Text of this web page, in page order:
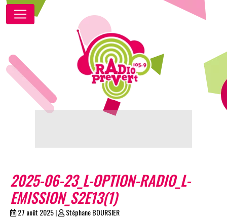
2025-06-23_L-OPTION-RADIO_L-
EMISSION_S2E13(1)
27 août 2025| Stéphane BOURSIER